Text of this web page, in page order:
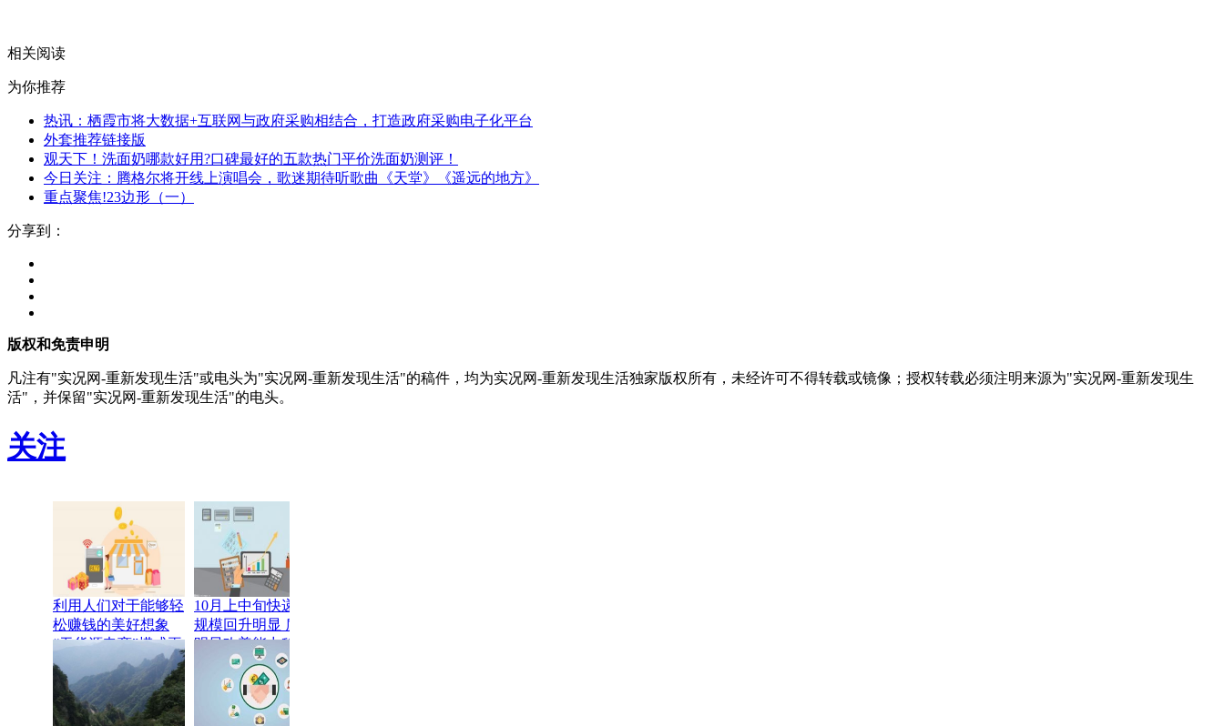
相关阅读
为你推荐
热讯：栖霞市将大数据+互联网与政府采购相结合，打造政府采购电子化平台
外套推荐链接版
观天下！洗面奶哪款好用?口碑最好的五款热门平价洗面奶测评！
今日关注：腾格尔将开线上演唱会，歌迷期待听歌曲《天堂》《遥远的地方》
重点聚焦!23边形（一）
分享到：
版权和免责申明
凡注有"实况网-重新发现生活"或电头为"实况网-重新发现生活"的稿件，均为实况网-重新发现生活独家版权所有，未经许可不得转载或镜像；授权转载必须注明来源为"实况网-重新发现生
活"，并保留"实况网-重新发现生活"的电头。
关注
利用人们对于能够轻
松赚钱的美好想象
“无货源电商”模式再
度走红多人受骗
10月上中旬快递行业
规模回升明显 质效
明显改善能力稳中有